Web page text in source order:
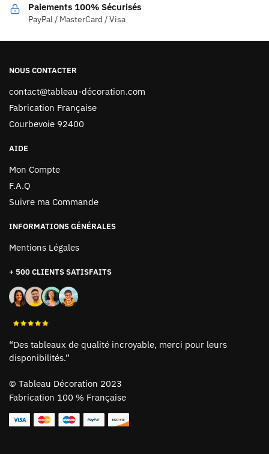
Paiements 100% Sécurisés
PayPal / MasterCard / Visa
NOUS CONTACTER
contact@tableau-décoration.com
Fabrication Française
Courbevoie 92400
AIDE
Mon Compte
F.A.Q
Suivre ma Commande
INFORMATIONS GÉNÉRALES
Mentions Légales
+ 500 CLIENTS SATISFAITS
“Des tableaux de qualité incroyable, merci pour leurs
disponibilités.”
© Tableau Décoration 2023
Fabrication 100 % Française